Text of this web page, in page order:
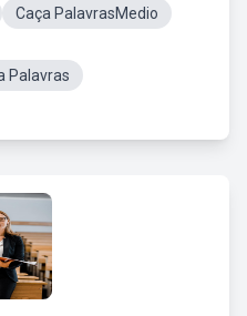
Caça PalavrasMedio
Palavras